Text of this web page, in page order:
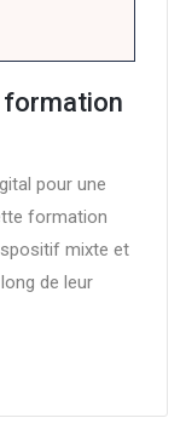
formation
pour une
formation
mixte et
de leur